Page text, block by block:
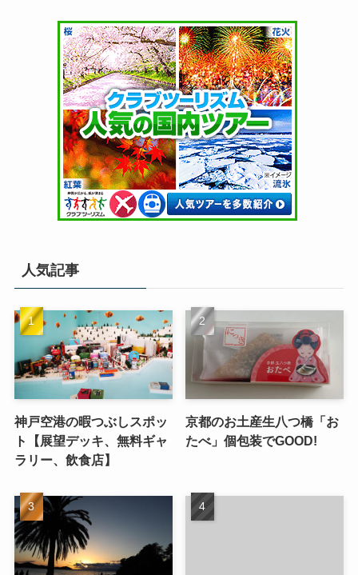
人気記事
神戸空港の暇つぶしスポッ
ト【展望デッキ、無料ギャ
ラリー、飲食店】
京都のお土産生八つ橋「お
たべ」個包装でGOOD!